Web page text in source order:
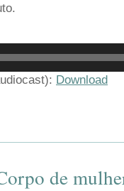
Download
de